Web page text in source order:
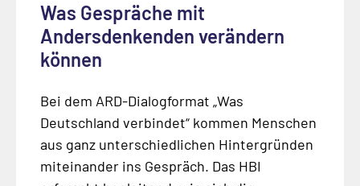
Was Gespräche mit
Andersdenkenden verändern
können
Bei dem ARD-Dialogformat „Was
Deutschland verbindet“ kommen Menschen
aus ganz unterschiedlichen Hintergründen
miteinander ins Gespräch. Das HBI